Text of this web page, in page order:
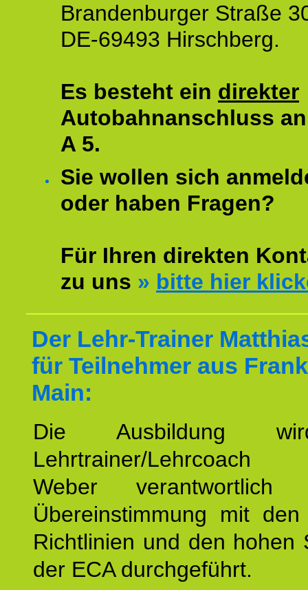
Brandenburger Straße
DE-69493 Hirschberg.
Es besteht ein direkter
Autobahnanschluss
A 5.
Sie wollen sich
oder haben Fragen?
Für Ihren direkten
zu uns » bitte hier
Der Lehr-Trainer
für Teilnehmer aus
Main:
Die Ausbildung
Lehrtrainer/Lehrcoach
Weber
Übereinstimmung mit den
Richtlinien und den hohen
der ECA durchgeführt.